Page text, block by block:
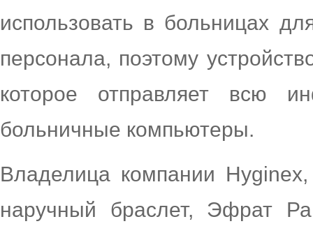
использовать в больницах
персонала, поэтому
которое отправляет всю
больничные компьютеры.
Владелица компании
наручный браслет, Эфрат